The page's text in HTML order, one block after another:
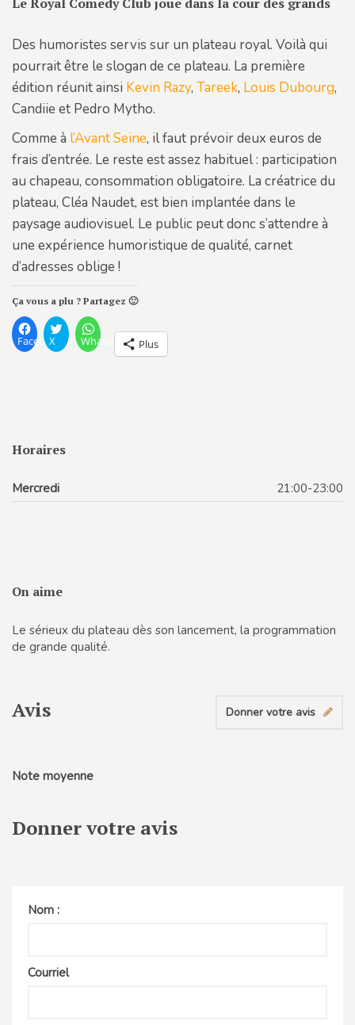
Des humoristes servis sur un plateau royal. Voilà qui
pourrait être le slogan de ce plateau. La première
édition réunit ainsi Kevin Razy, Tareek, Louis Dubourg,
Candiie et Pedro Mytho.
Comme à l’Avant Seine, il faut prévoir deux euros de
frais d’entrée. Le reste est assez habituel : participation
au chapeau, consommation obligatoire. La créatrice du
plateau, Cléa Naudet, est bien implantée dans le
paysage audiovisuel. Le public peut donc s’attendre à
une expérience humoristique de qualité, carnet
d’adresses oblige !
Ça vous a plu ? Partagez 🙂
Facebook
X WhatsApp Plus
Horaires
Mercredi 21:00-23:00
On aime
Le sérieux du plateau dès son lancement, la programmation
de grande qualité.
Avis Donner votre avis
Note moyenne
Donner votre avis
Nom :
Courriel